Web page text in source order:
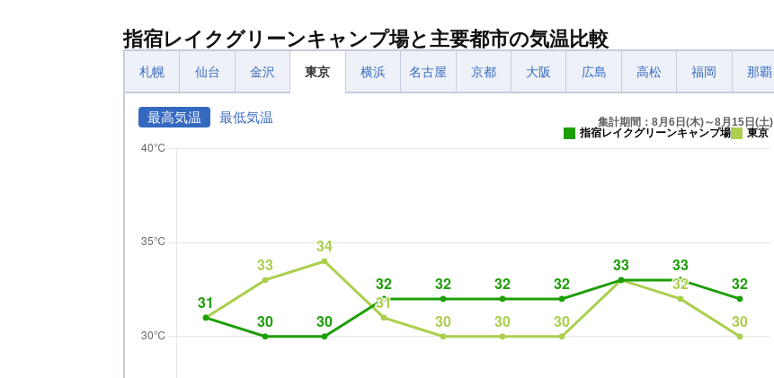
指宿レイクグリーンキャンプ場と主要都市の気温比較
札幌 仙台 金沢 東京 横浜 名古屋 京都 大阪 広島 高松 福岡 那覇
最高気温 最低気温
集計期間：8月6日(木)～8月15日(土)
指宿レイクグリーンキャンプ場
東京